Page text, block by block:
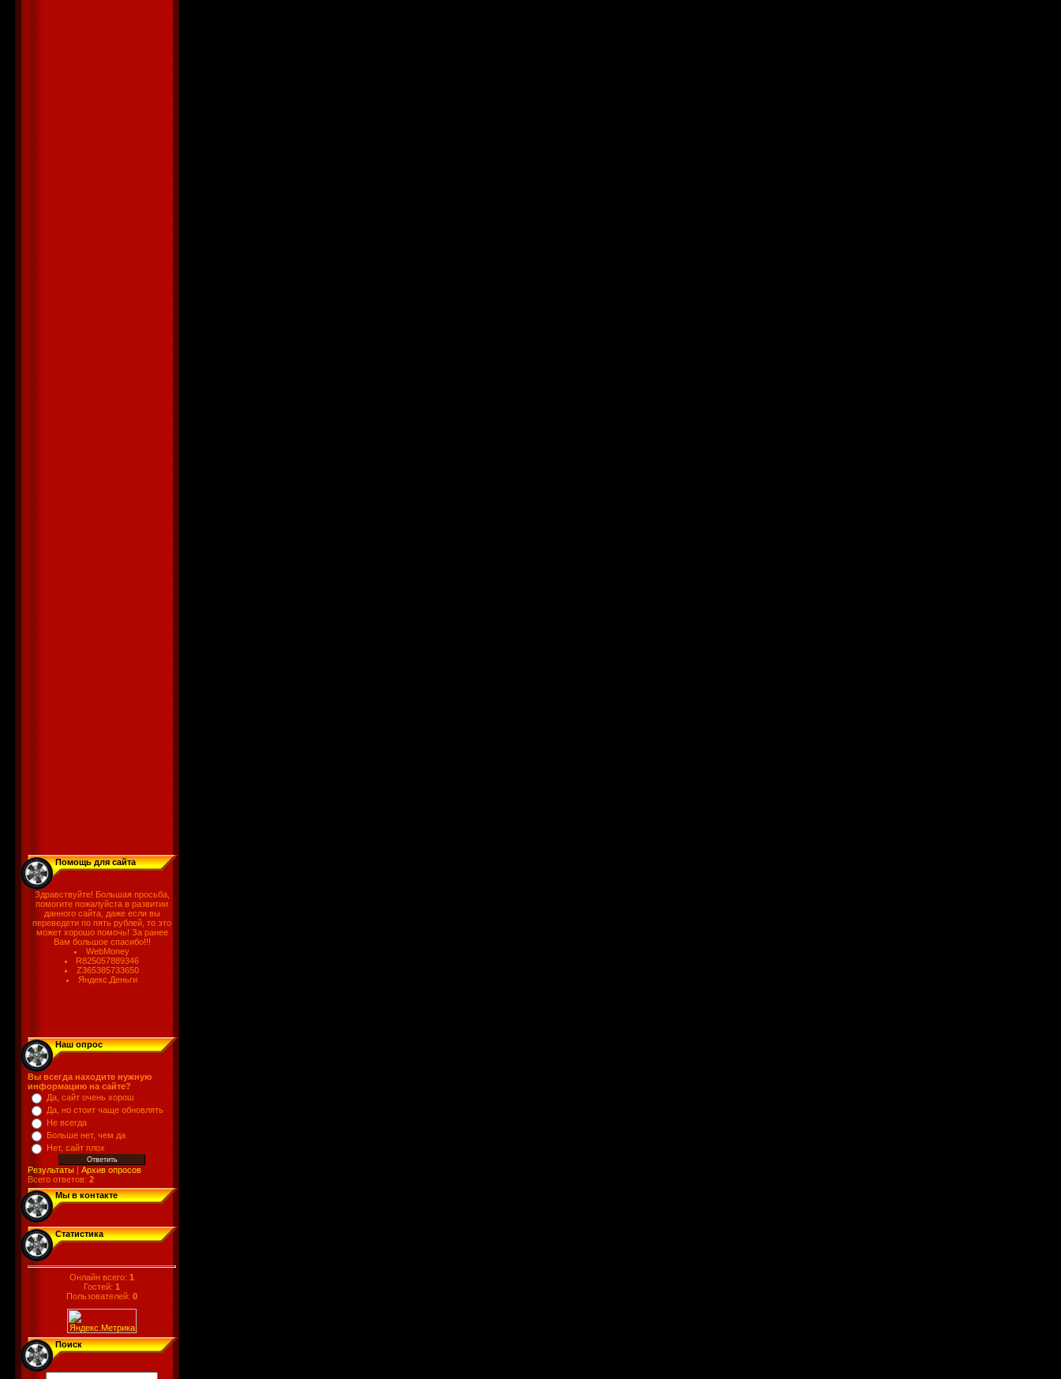
Помощь для сайта
Здравствуйте! Большая просьба,
помогите пожалуйста в развитии
данного сайта, даже если вы
переведети по пять рублей, то это
может хорошо помочь! За ранее
Вам большое спасибо!!!
WebMoney
R825057889346
Z365385733650
Яндекс.Деньги
Наш опрос
Вы всегда находите нужную
информацию на сайте?
Да, сайт очень хорош
Да, но стоит чаще обновлять
Не всегда
Больше нет, чем да
Нет, сайт плох
Результаты | Архив опросов
Всего ответов: 2
Мы в контакте
Статистика
Онлайн всего: 1
Гостей: 1
Пользователей: 0
Поиск